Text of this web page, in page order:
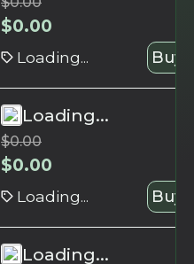
$0.00
Loading... Buy
Loading...
$0.00
$0.00
Loading... Buy
Loading...